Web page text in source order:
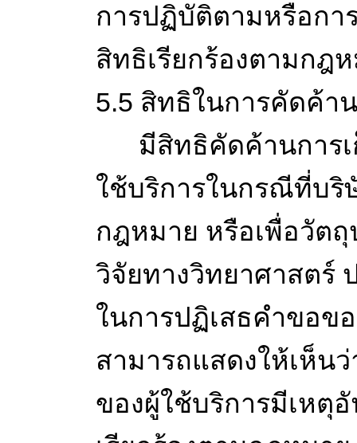
การปฏิบัติตามหรือกา
สิทธิเรียกร้องตามกฎ
5.5 สิทธิในการคัดค้า
มีสิทธิคัดค้านการเ
ใช้บริการในกรณีที่บริ
กฎหมาย หรือเพื่อวัต
วิจัยทางวิทยาศาสตร์
ในการปฏิเสธคำขอข
สามารถแสดงให้เห็น
ของผู้ใช้บริการมีเหตุ